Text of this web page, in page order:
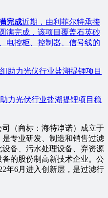
完成近期，由利菲尔特承接
满完成，该项目覆盖石英砂
电控柜、控制器、信号线的
力光伏行业盐湖提锂项目稳
（商标：海特净诺）成立于
专业研发、制造和销售过滤
备、污水处理设备、弃资源
的股份制高新技术企业。公
年6月进入创新层，是过滤行